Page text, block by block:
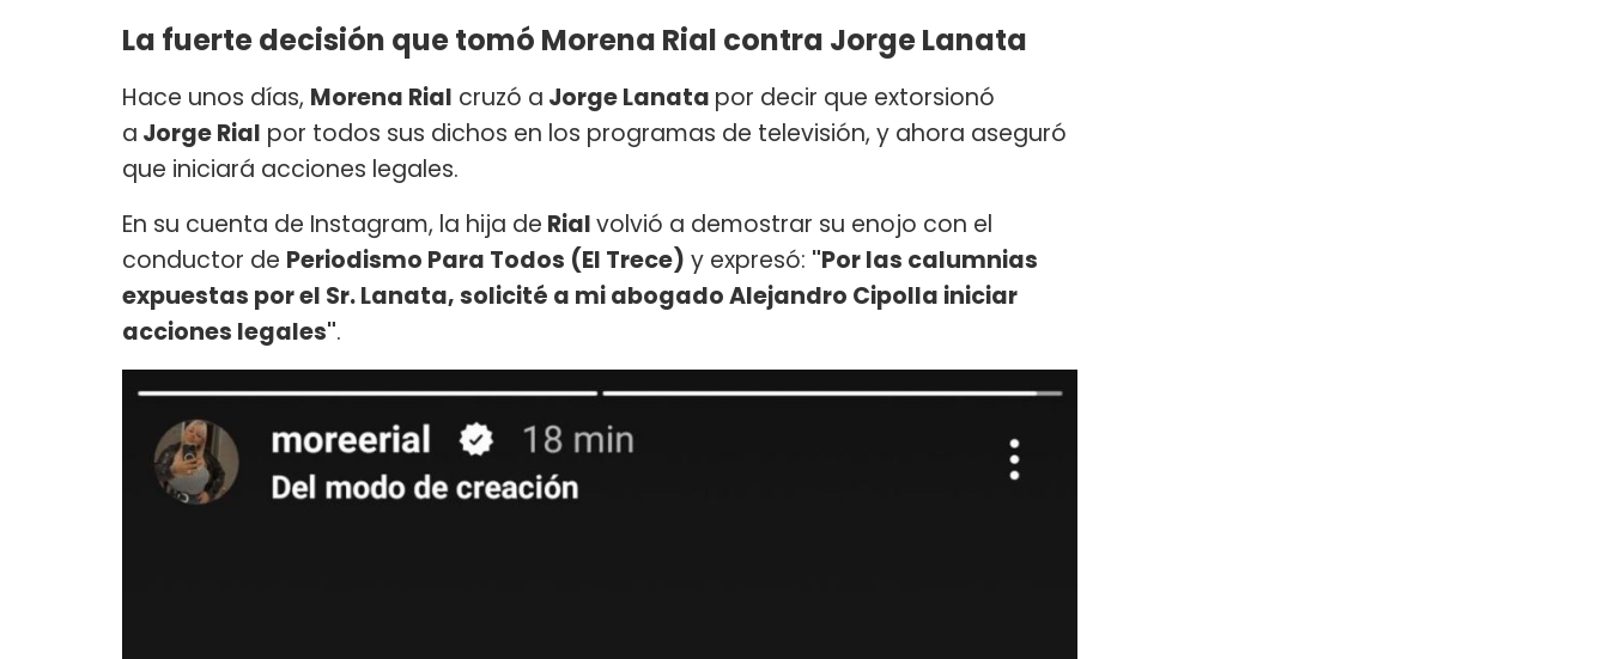
La fuerte decisión que tomó Morena Rial contra Jorge Lanata
Hace unos días, Morena Rial cruzó a Jorge Lanata por decir que extorsionó
a Jorge Rial por todos sus dichos en los programas de televisión, y ahora aseguró
que iniciará acciones legales.
En su cuenta de Instagram, la hija de Rialvolvió a demostrar su enojo con el
conductor de Periodismo Para Todos (El Trece) y expresó: "Por las calumnias
expuestas por el Sr. Lanata, solicité a mi abogado Alejandro Cipolla iniciar
acciones legales".